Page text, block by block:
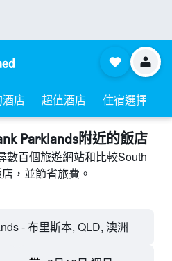
店 超值酒店 住宿選擇
Parklands附近​的飯店
數百個旅遊網站和比較South
，並節省旅費。
- 布里斯本, QLD, 澳洲